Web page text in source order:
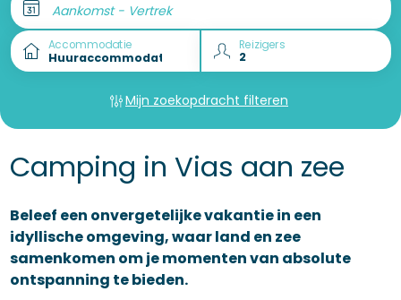
Aankomst - Vertrek
Accommodatie Reizigers
Mijn zoekopdracht filteren
Camping in Vias aan zee
Beleef een onvergetelijke vakantie in een
idyllische omgeving, waar land en zee
samenkomen om je momenten van absolute
ontspanning te bieden.